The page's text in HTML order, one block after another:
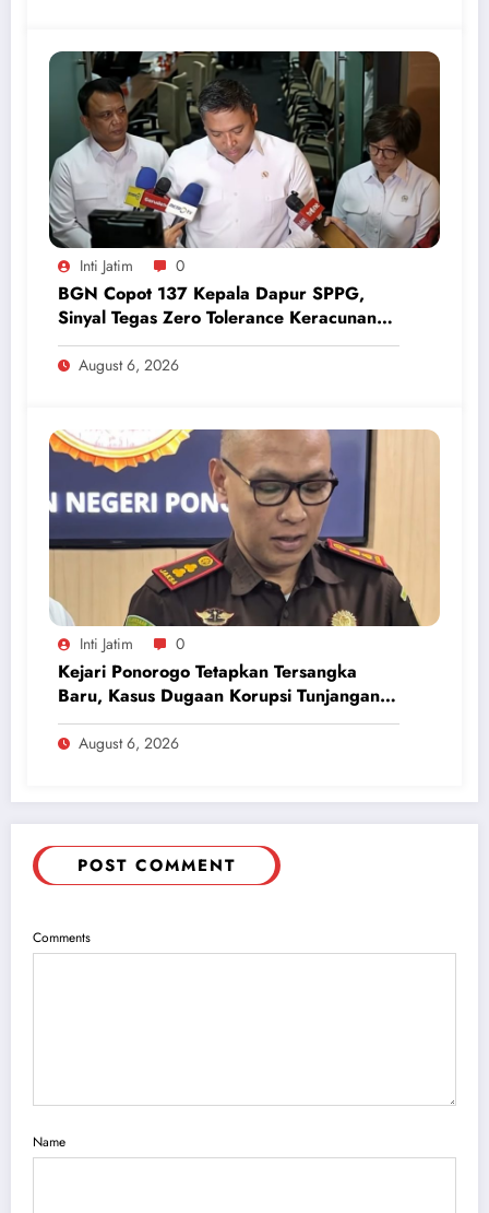
Inti Jatim 0
BGN Copot 137 Kepala Dapur SPPG,
Sinyal Tegas Zero Tolerance Keracunan
Makanan dan Korupsi
August 6, 2026
Inti Jatim 0
Kejari Ponorogo Tetapkan Tersangka
Baru, Kasus Dugaan Korupsi Tunjangan
Perumahan DPRD 2023-2026
August 6, 2026
POST COMMENT
Comments
Name